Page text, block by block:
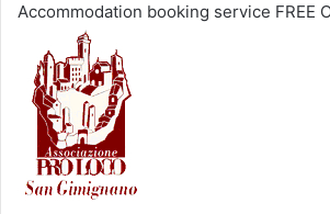
Accommodation booking service FREE